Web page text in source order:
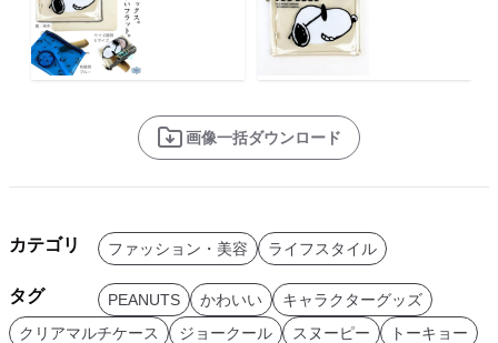
画像一括ダウンロード
カテゴリ ファッション・美容 ライフスタイル
タグ PEANUTS かわいい
キャラクターグッズ
クリアマルチケース
ジョークール スヌーピー
トーキョー